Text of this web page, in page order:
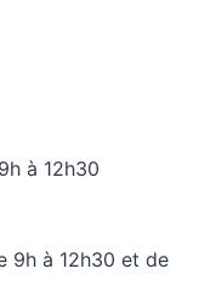
à 12h30
9h à 12h30 et de